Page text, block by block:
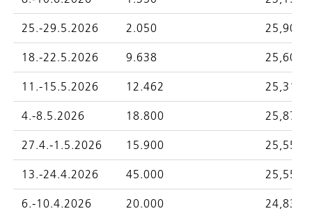
25.-29.5.2026 2.050 25,9000
18.-22.5.2026 9.638 25,6075
11.-15.5.2026 12.462 25,3185
4.-8.5.2026 18.800 25,8727
27.4.-1.5.2026 15.900 25,5533
13.-24.4.2026 45.000 25,5501
6.-10.4.2026 20.000 24,8326